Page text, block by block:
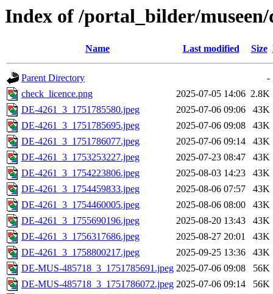
Index of /portal_bilder/
Name Last modified Size
Parent Directory
-
check_licence.png
2025-07-05 14:06 2.8K
DE-4261_3_1751785580.jpeg
2025-07-06 09:06
43K
DE-4261_3_1751785695.jpeg
2025-07-06 09:08
43K
DE-4261_3_1751786077.jpeg
2025-07-06 09:14
43K
DE-4261_3_1753253227.jpeg
2025-07-23 08:47
43K
DE-4261_3_1754223806.jpeg
2025-08-03 14:23
43K
DE-4261_3_1754459833.jpeg
2025-08-06 07:57
43K
DE-4261_3_1754460005.jpeg
2025-08-06 08:00
43K
DE-4261_3_1755690196.jpeg
2025-08-20 13:43
43K
DE-4261_3_1756317686.jpeg
2025-08-27 20:01
43K
DE-4261_3_1758800217.jpeg
2025-09-25 13:36
43K
DE-MUS-485718_3_1751785691.jpeg 2025-07-06 09:08
56K
DE-MUS-485718_3_1751786072.jpeg 2025-07-06 09:14
56K